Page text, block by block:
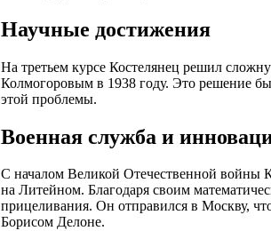
Научные достижения
На третьем курсе Костелянец решил
Колмогоровым в 1938 году. Это решение
этой проблемы.
Военная служба и
С началом Великой Отечественной войны
на Литейном. Благодаря своим
прицеливания. Он отправился в Москву,
Борисом Делоне.